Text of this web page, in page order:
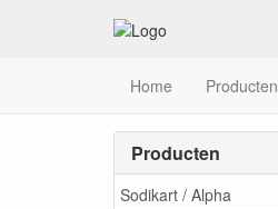
Home Producten
Producten
Sodikart / Alpha